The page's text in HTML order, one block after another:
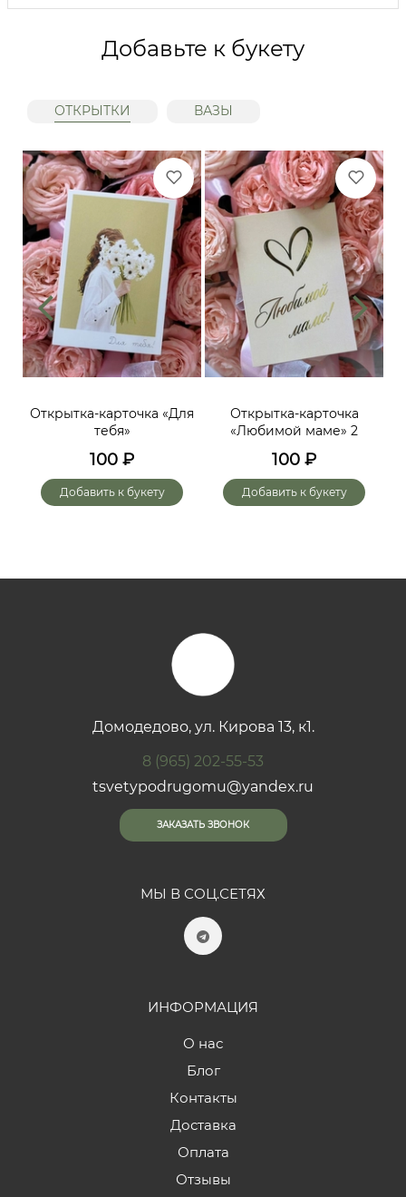
Добавьте к букету
ОТКРЫТКИ ВАЗЫ
Открытка-карточка «Для
тебя»
100 ₽
Добавить к букету
Открытка-карточка
«Любимой маме» 2
100 ₽
Добавить к букету
Домодедово, ул. Кирова 13, к1.
8 (965) 202-55-53
tsvetypodrugomu@yandex.ru
ЗАКАЗАТЬ ЗВОНОК
МЫ В СОЦ.СЕТЯХ
ИНФОРМАЦИЯ
О нас
Блог
Контакты
Доставка
Оплата
Отзывы